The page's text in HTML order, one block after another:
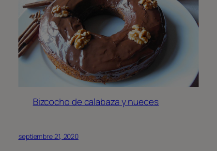
Bizcocho de calabaza y nueces
septiembre 21, 2020